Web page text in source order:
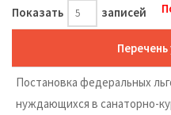
Показать записей
Постановка федеральных
нуждающихся в санаторно-